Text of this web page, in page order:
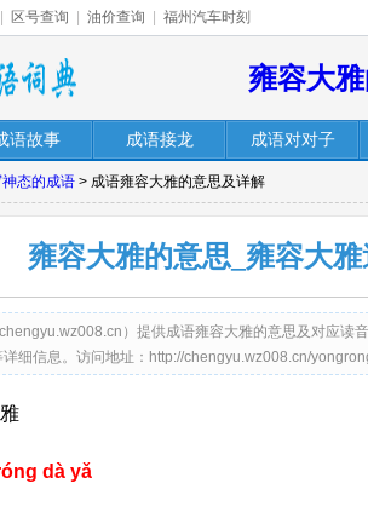
区号查询 油价查询 福州汽车时刻
雍容大
语故事 成语接龙 成语对对子
态的成语 > 成语雍容大雅的意思及详解
雍容大雅的意思_雍容大
）提供成语雍容大雅的意思及对应读
细信息。访问地址：http://chengyu.wz008.cn/
dà yǎ